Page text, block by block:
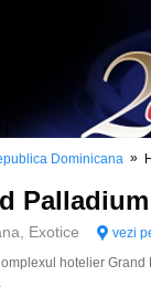
Dominicana »
Exotice vezi